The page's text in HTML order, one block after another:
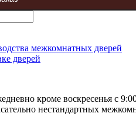
межкомнатных дверей
дверей
кроме воскресенья с
нестандартных